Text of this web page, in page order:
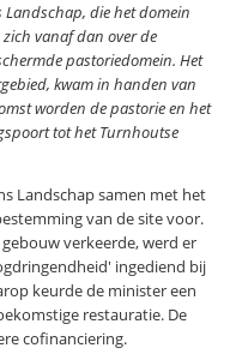
Landschap, die het domein
vanaf dan over de
pastoriedomein. Het
kwam in handen van
worden de pastorie en het
tot het Turnhoutse
Landschap samen met het
van de site voor.
verkeerde, werd er
ingediend bij
keurde de minister een
restauratie. De
cofinanciering.